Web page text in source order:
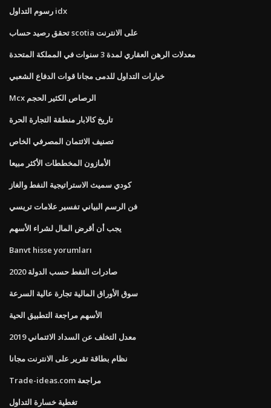
رسوم التداول idx
تحقق رصيد حساب scotia على الانترنت
معدلات الرهن العقاري لمدة 3 سنوات في المملكة المتحدة
خيارات التداول للدمى مجانا قوات الدفاع الشعبي
Mcx الرصاص الكثير الحجم
تاريخ كالابار منطقة التجارة الحرة
تصنيف الائتمان المصرفي الخاص
الأمازون المخططات الأكثر مبيعا
كودي سميث الاستراتيجية النفط والغاز
فن الرسم البياني تفسير علامات تريسي
يجب أن أقرض المال لشراء الأسهم
Banvt hisse yorumları
صادرات النفط حسب الدولة 2020
سوق الأوراق المالية تجارة عالية السرعة
الأسهم مراجعة التطبيق الحية
معدل التخلف عن السداد الائتماني 2019
نظام بطاقة تقرير على الانترنت مجانا
Trade-ideas.com مراجعة
تغطية خسارة التداول